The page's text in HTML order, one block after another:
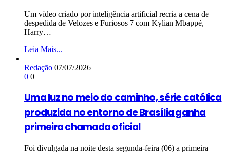
Um vídeo criado por inteligência artificial recria a cena de
despedida de Velozes e Furiosos 7 com Kylian Mbappé,
Harry…
Leia Mais...
Redação 07/07/2026
0 0
Uma luz no meio do caminho, série católica
produzida no entorno de Brasília ganha
primeira chamada oficial
Foi divulgada na noite desta segunda-feira (06) a primeira